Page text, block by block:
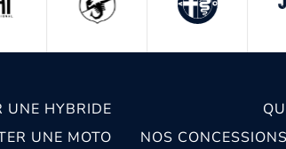
UNE HYBRIDE
UNE MOTO
NOS